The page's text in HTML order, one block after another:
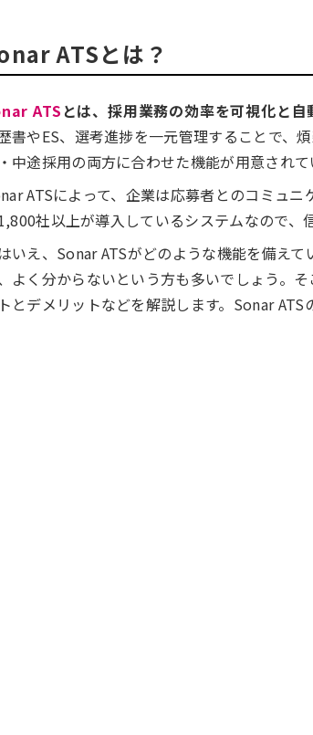
ATSとは？
ATS とは、採用業務の効率を可視化と
書やES、選考進捗を一元管理することで、
中途採用の両方に合わせた機能が用意されて
ATSによって、企業は応募者とのコミュ
社以上が導入しているシステムなので、
いえ、Sonar ATSがどのような機能を備え
よく分からないという方も多いでしょう。
とデメリットなどを解説します。Sonar